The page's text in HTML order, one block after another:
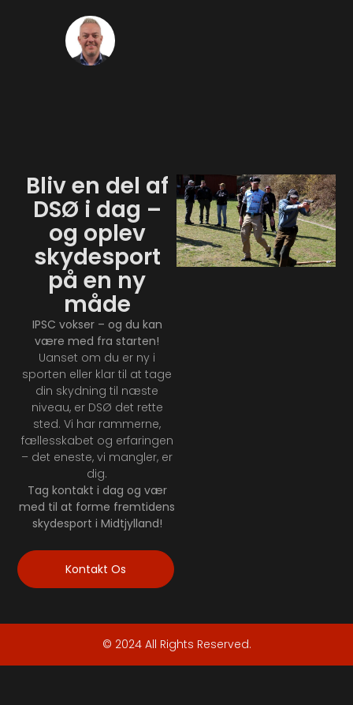
Bliv en del af
DSØ i dag –
og oplev
skydesport
på en ny
måde
IPSC vokser – og du kan
være med fra starten!
Uanset om du er ny i
sporten eller klar til at tage
din skydning til næste
niveau, er DSØ det rette
sted. Vi har rammerne,
fællesskabet og erfaringen
– det eneste, vi mangler, er
dig.
Tag kontakt i dag og vær
med til at forme fremtidens
skydesport i Midtjylland!
Kontakt Os
© 2024 All Rights Reserved.